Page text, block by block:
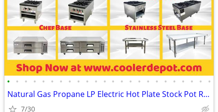
• • • • • • • • • • • • • • • • • • • • • • • •
Natural Gas Propane LP Electric Hot Plate Stock Pot Range(100%NEW) RES
7/30